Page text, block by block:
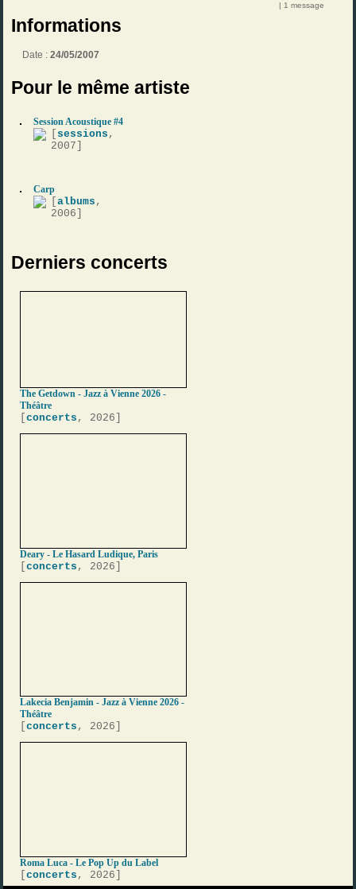
| 1 message
Informations
Date :24/05/2007
Pour le même artiste
Session Acoustique #4
sessions ,
2007]
Carp
[albums ,
2006]
Derniers concerts
The Getdown - Jazz à Vienne 2026 -
Théâtre
[concerts , 2026]
Deary - Le Hasard Ludique, Paris
[concerts , 2026]
Lakecia Benjamin - Jazz à Vienne 2026 -
Théâtre
[concerts , 2026]
Roma Luca - Le Pop Up du Label
[concerts , 2026]